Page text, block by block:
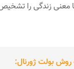
زندگی را
روش بولت ژورنال: